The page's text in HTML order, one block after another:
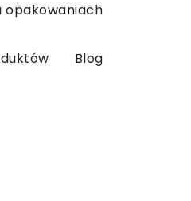
opakowaniach
Blog